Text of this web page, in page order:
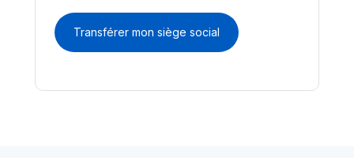
Transférer mon siège social